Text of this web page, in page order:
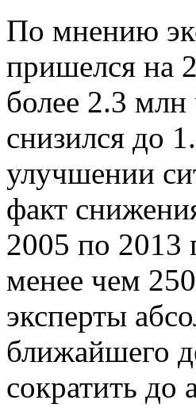
По мнению
пришелся на
более 2.3 млн
снизился до
улучшении
факт
2005 по 2013
менее чем
эксперты
ближайшего
сократить